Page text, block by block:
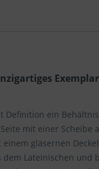
Definition ein
mit einer Scheibe
gläsernen
dem Lateinischen und